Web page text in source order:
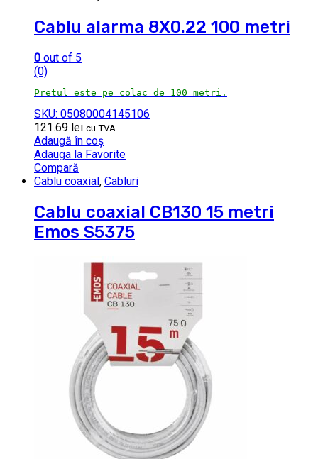
Cablu alarma 8X0.22 100 metri
0 out of 5
(0)
Pretul este pe colac de 100 metri.
SKU: 05080004145106
121.69 lei cu TVA
Adaugă în coș
Adauga la Favorite
Compară
Cablu coaxial, Cabluri
Cablu coaxial CB130 15 metri
Emos S5375